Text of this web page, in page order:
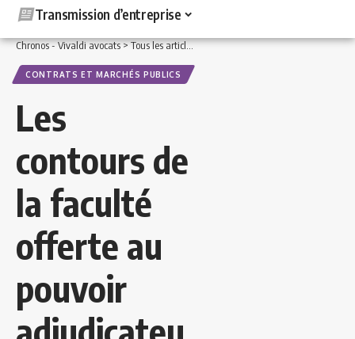
Transmission d’entreprise
Chronos - Vivaldi avocats>Tous les articles >Droit Public>Contrats et marchés
CONTRATS ET MARCHÉS PUBLICS
Les
contours de
la faculté
offerte au
pouvoir